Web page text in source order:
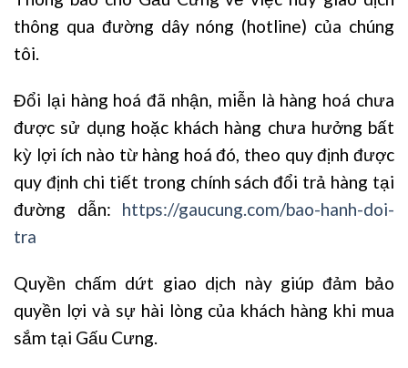
thông qua đường dây nóng (hotline) của chúng
tôi.
Đổi lại hàng hoá đã nhận, miễn là hàng hoá chưa
được sử dụng hoặc khách hàng chưa hưởng bất
kỳ lợi ích nào từ hàng hoá đó, theo quy định được
quy định chi tiết trong chính sách đổi trả hàng tại
đường dẫn: https://gaucung.com/bao-hanh-doi-
tra
Quyền chấm dứt giao dịch này giúp đảm bảo
quyền lợi và sự hài lòng của khách hàng khi mua
sắm tại Gấu Cưng.